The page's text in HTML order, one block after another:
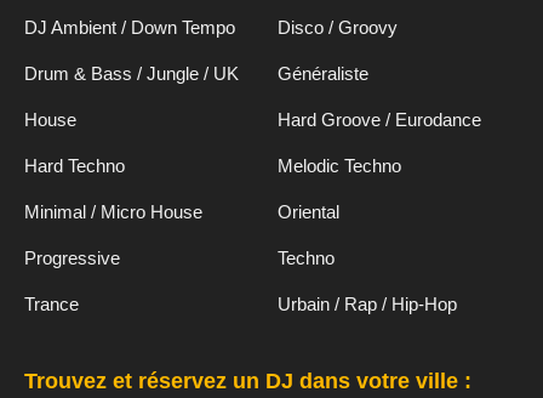
DJ Ambient / Down Tempo Disco / Groovy
Drum & Bass / Jungle / UK Généraliste
House Hard Groove / Eurodance
Hard Techno Melodic Techno
Minimal / Micro House Oriental
Progressive Techno
Trance Urbain / Rap / Hip-Hop
Trouvez et réservez un DJ dans votre ville :